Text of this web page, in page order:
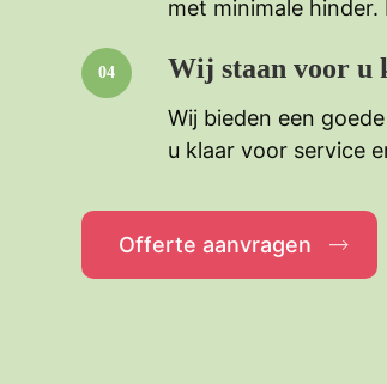
met minimale hinder.
Wij staan voor u
Wij bieden een
u klaar voor service
Offerte aanvragen